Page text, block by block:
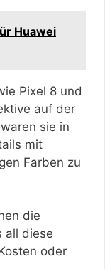
Huawei
Pixel 8 und
auf der
sie in
mit
Farben zu
die
all diese
oder